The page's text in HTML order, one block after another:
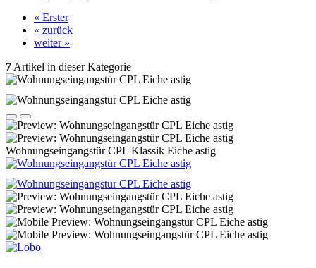
« Erster
« zurück
weiter »
7 Artikel in dieser Kategorie
Wohnungseingangstür CPL Klassik Eiche astig